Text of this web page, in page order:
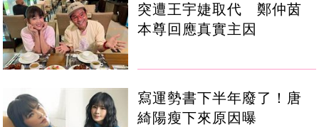
突遭王宇婕取代 鄭仲茵
本尊回應真實主因
寫運勢書下半年廢了！唐
綺陽瘦下來原因曝